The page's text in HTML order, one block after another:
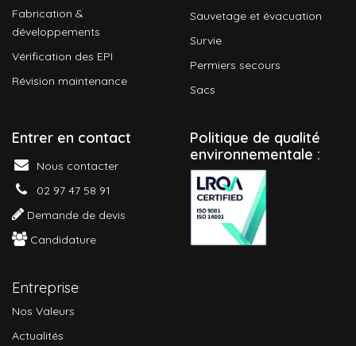
Fabrication &
développements
Vérification des EPI
Révision maintenance
Sauvetage et évacuation
Survie
Permiers secours
Sacs
Entrer en contact
Nous contacter
02 97 47 58 91
Demande de devis
Candidature
Entreprise
Nos Valeurs
Actualités
Politique de qualité
environnementale :